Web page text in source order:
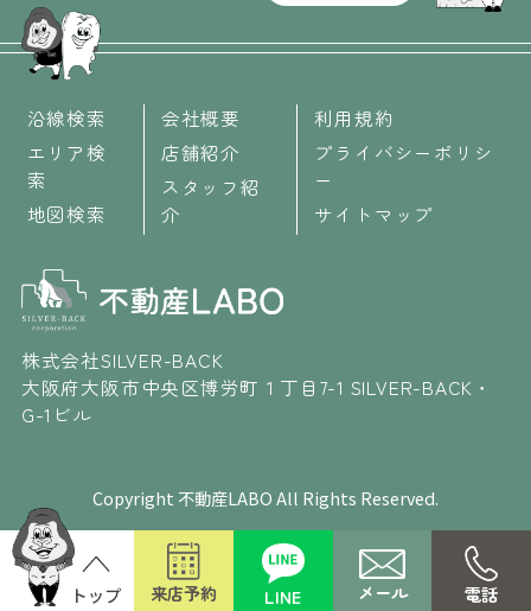
沿線検索
エリア検
索
地図検索
会社概要
店舗紹介
スタッフ紹
介
利用規約
プライバシーポリシ
ー
サイトマップ
株式会社SILVER-BACK
大阪府大阪市中央区博労町１丁目7-1 SILVER-BACK・
G-1ビル
Copyright 不動産LABO All Rights Reserved.
来店予約 LINE メール 電話